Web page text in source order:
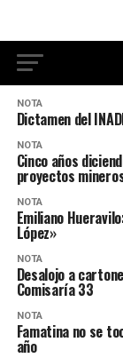
NOTA
Dictamen del
NOTA
Cinco años
proyectos
NOTA
Emiliano
López»
NOTA
Desalojo a
Comisaría 33
NOTA
Famatina no se
año